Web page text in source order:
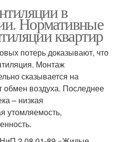
в
Нормативные
квартир
потерь доказывают, что
Монтаж
сказывается на
обмен воздуха. Последнее
– низкая
утомляемость,